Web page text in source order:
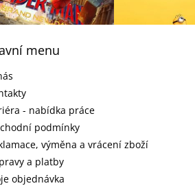
menu
- nabídka práce
podmínky
výměna a vrácení zboží
a platby
objednávka